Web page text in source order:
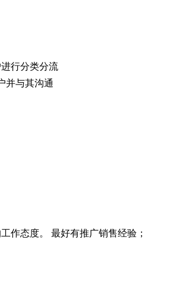
进行分类分流
并与其沟通
作态度。 最好有推广销售经验；